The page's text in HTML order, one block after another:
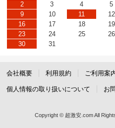
2
3 4 5
9
10 11 12
16
17 18 19
23
24 25 26
30
31
会社概要 利用規約 ご利用案
個人情報の取り扱いについて お
Copyright © 超激安.com All